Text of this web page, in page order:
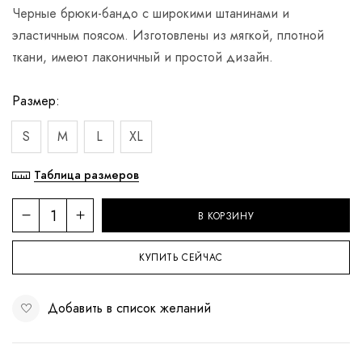
Черные брюки-бандо с широкими штанинами и
эластичным поясом. Изготовлены из мягкой, плотной
ткани, имеют лаконичный и простой дизайн.
Размер
S
M L XL
Таблица размеров
В КОРЗИНУ
КУПИТЬ СЕЙЧАС
Добавить в список желаний